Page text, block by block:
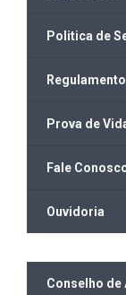
Politica de
Prova de
Fale
Ouvidoria
Conselho